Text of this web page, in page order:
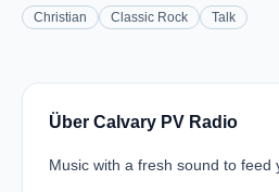
Christian Classic Rock Talk
Über Calvary PV Radio
Music with a fresh sound to feed